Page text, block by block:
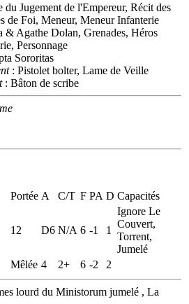
du Jugement de l'Empereur, Récit des
de Foi, Meneur, Meneur Infanterie
& Agathe Dolan, Grenades, Héros
Personnage
Sororitas
: Pistolet bolter, Lame de Veille
: Bâton de scribe
Portée A C/T F PA D Capacités
12 D6 N/A 6 -1 1
Ignore Le
Couvert,
Torrent,
Jumelé
Mêlée 4 2+ 6 -2 2
lourd du Ministorum jumelé , La